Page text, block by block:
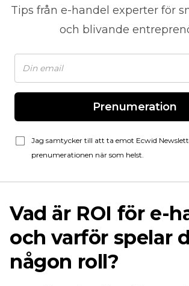
Tips från e-handel experter för
och blivande
Prenumeration
Jag samtycker till att ta emot Ecwid
prenumerationen när som helst.
Vad är ROI för e-
och varför spelar
någon roll?